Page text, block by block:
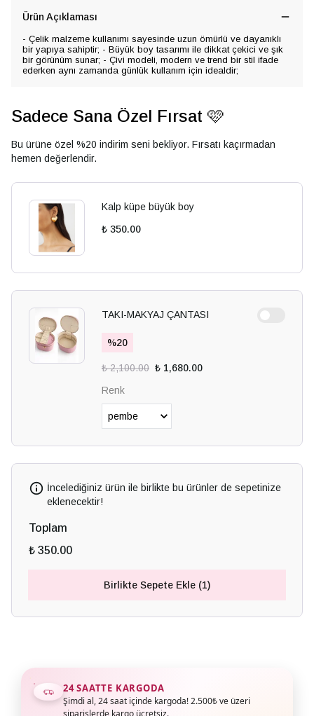
Ürün Açıklaması
- Çelik malzeme kullanımı sayesinde uzun ömürlü ve dayanıklı
bir yapıya sahiptir; - Büyük boy tasarımı ile dikkat çekici ve şık
bir görünüm sunar; - Çivi modeli, modern ve trend bir stil ifade
ederken aynı zamanda günlük kullanım için idealdir;
Sadece Sana Özel Fırsat 🩷
Bu ürüne özel %20 indirim seni bekliyor. Fırsatı kaçırmadan
hemen değerlendir.
Kalp küpe büyük boy
₺ 350.00
TAKI-MAKYAJ ÇANTASI
%20
₺ 2,100.00 ₺ 1,680.00
Renk
İncelediğiniz ürün ile birlikte bu ürünler de sepetinize
eklenecektir!
Toplam
₺ 350.00
Birlikte Sepete Ekle (1)
24 SAATTE KARGODA
Şimdi al, 24 saat içinde kargoda! 2.500₺ ve üzeri
siparişlerde kargo ücretsiz.